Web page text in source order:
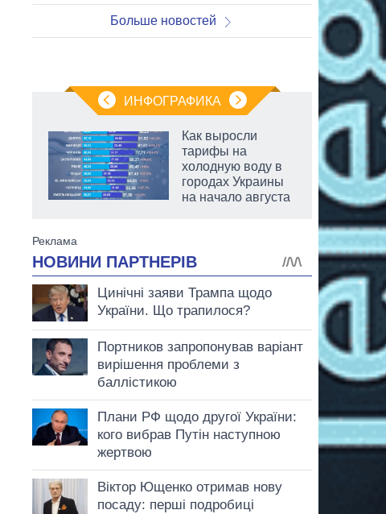
Больше новостей
ИНФОГРАФИКА
Как выросли
тарифы на
холодную воду в
городах Украины
на начало августа